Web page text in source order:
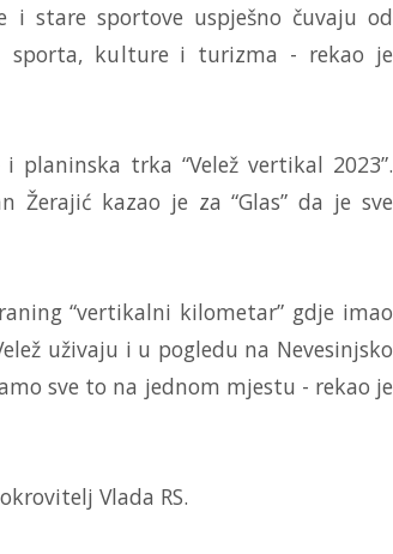
i stare sportove uspješno čuvaju od
sporta, kulture i turizma - rekao je
trka “Velež vertikal 2023”.
kazao je za “Glas” da je sve
“vertikalni kilometar” gdje imao
uživaju i u pogledu na Nevesinjsko
sve to na jednom mjestu - rekao je
Vlada RS.